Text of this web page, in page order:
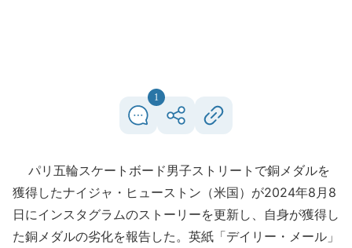
1
パリ五輪スケートボード男子ストリートで銅メダルを
獲得したナイジャ・ヒューストン（米国）が2024年8月8
日にインスタグラムのストーリーを更新し、自身が獲得し
た銅メダルの劣化を報告した。英紙「デイリー・メール」